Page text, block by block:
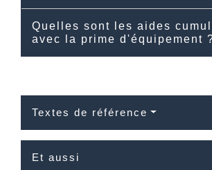
Quelles sont les aides
avec la prime d'équipement
Textes de référence
Et aussi